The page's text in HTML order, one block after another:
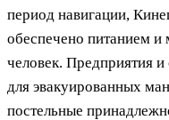
период навигации,
обеспечено питанием
человек. Предприятия
для эвакуированных
постельные